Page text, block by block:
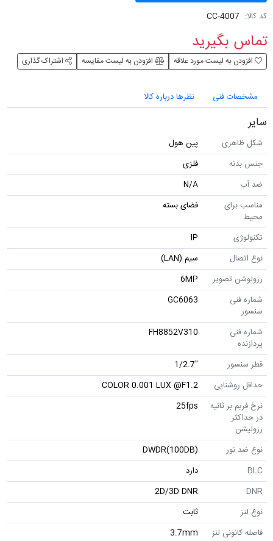
کد کالا: CC-4007
تماس بگیرید
افزودن به لیست مورد علاقه افزودن به لیست مقایسه اشتراک گذاری
مشخصات فنی نظرها درباره کالا
سایر
شکل ظاهری
پین هول
جنس بدنه
فلزی
ضد آب
N/A
مناسب برای
محیط
فضای بسته
تکنولوژی
IP
نوع اتصال
سیم (LAN)
رزولوشن تصویر
6MP
شماره فنی
سنسور
GC6063
شماره فنی
پردازنده
FH8852V310
قطر سنسور
"1/2.7
حداقل روشنایی
COLOR 0.001 LUX @F1.2
نرخ فریم بر ثانیه
در حداکثر
رزولیشن
25fps
نوع ضد نور
DWDR(100DB)
BLC
دارد
DNR
2D/3D DNR
نوع لنز
ثابت
فاصله کانونی لنز
3.7mm